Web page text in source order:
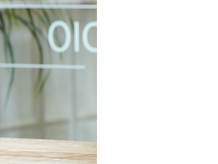
先享後付」時，將依據個別帳號之用戶狀況，依本公司
同之上限額度；若仍有額度不足之情形，本公司將視審查
身份認證。
冊多個帳號或使用他人資訊註冊。若發現惡意使用之情
份有限公司將有權停止該用戶之使用額度並採取法律行